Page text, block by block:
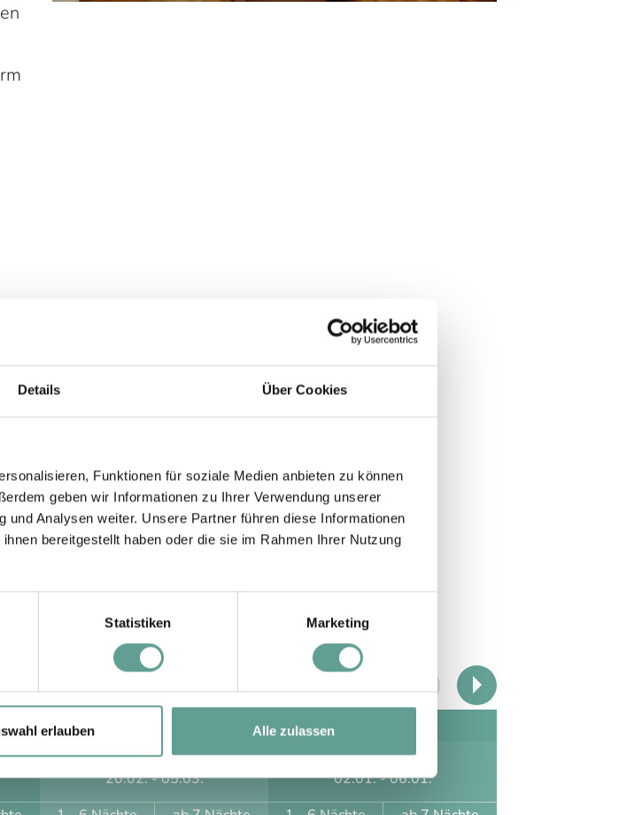
Details Über Cookies
Funktionen für soziale Medien anbieten zu können
geben wir Informationen zu Ihrer Verwendung unserer
Analysen weiter. Unsere Partner führen diese Informationen
bereitgestellt haben oder die sie im Rahmen Ihrer Nutzung
Statistiken Marketing
erlauben Alle zulassen
BUCHEN
20.02. - 05.03.
02.01. - 06.01.